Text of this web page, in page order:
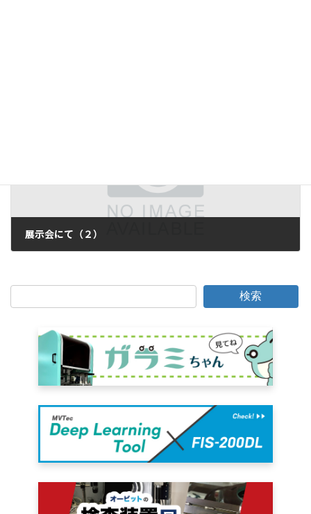
展示会にて（２）
検索